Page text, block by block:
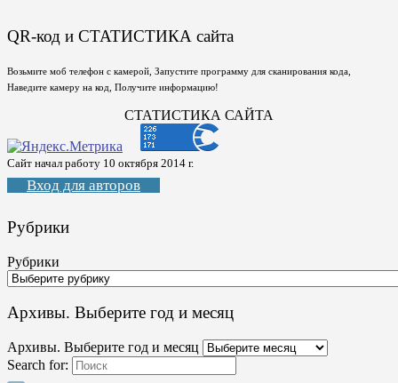
QR-код и СТАТИСТИКА сайта
Возьмите моб телефон с камерой, Запустите программу для сканирования кода,
Наведите камеру на код, Получите информацию!
СТАТИСТИКА САЙТА
Сайт начал работу 10 октября 2014 г.
Вход для авторов
Рубрики
Рубрики
Архивы. Выберите год и месяц
Архивы. Выберите год и месяц
Search for: